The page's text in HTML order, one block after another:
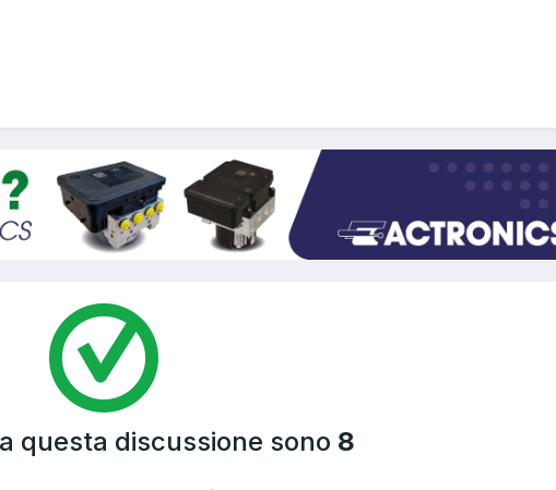
questa discussione sono 8